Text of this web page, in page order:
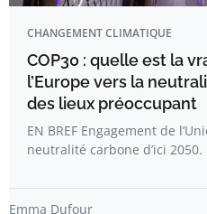
CHANGEMENT CLIMATIQUE
COP30 : quelle est la
l’Europe vers la
des lieux préoccupant
EN BREF Engagement de
neutralité carbone d’ici 2050.
Emma Dufour